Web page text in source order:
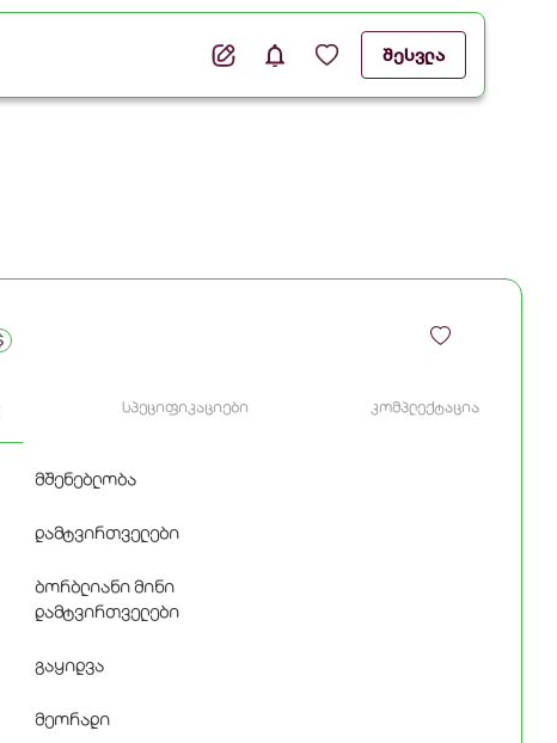
შესვლა
სპეციფიკაციები კომპლექტაცია
მშენებლობა
დამტვირთველები
ბორბლიანი მინი
დამტვირთველები
გაყიდვა
მეორადი